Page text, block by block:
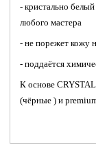
- кристально
любого мастера
- не порежет кожу
- поддаётся
К основе
(чёрные ) и